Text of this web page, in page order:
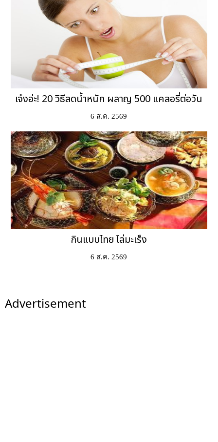
เจ๋งอ่ะ! 20 วิธีลดน้ำหนัก ผลาญ 500 แคลอรี่ต่อวัน
6 ส.ค. 2569
กินแบบไทย ไล่มะเร็ง
6 ส.ค. 2569
Advertisement